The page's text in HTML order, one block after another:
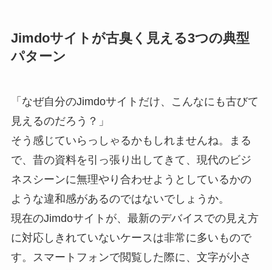
Jimdoサイトが古臭く見える3つの典型
パターン
「なぜ自分のJimdoサイトだけ、こんなにも古びて
見えるのだろう？」
そう感じていらっしゃるかもしれませんね。まる
で、昔の資料を引っ張り出してきて、現代のビジ
ネスシーンに無理やり合わせようとしているかの
ような違和感があるのではないでしょうか。
現在のJimdoサイトが、最新のデバイスでの見え方
に対応しきれていないケースは非常に多いもので
す。スマートフォンで閲覧した際に、文字が小さ